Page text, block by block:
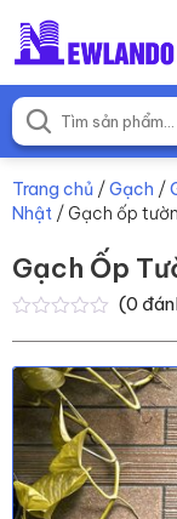
Trang chủ /Gạch /
Nhật / Gạch ốp
Gạch Ốp
5
dựa
trên
đánh
giá
(0